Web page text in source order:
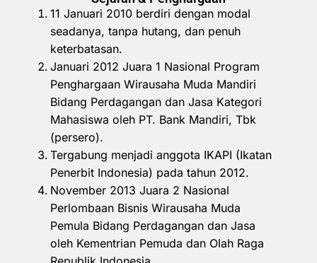
11 Januari 2010 berdiri dengan modal
seadanya, tanpa hutang, dan penuh
keterbatasan.
Januari 2012 Juara 1 Nasional Program
Penghargaan Wirausaha Muda Mandiri
Bidang Perdagangan dan Jasa Kategori
Mahasiswa oleh PT. Bank Mandiri, Tbk
(persero).
Tergabung menjadi anggota IKAPI (Ikatan
Penerbit Indonesia) pada tahun 2012.
November 2013 Juara 2 Nasional
Perlombaan Bisnis Wirausaha Muda
Pemula Bidang Perdagangan dan Jasa
oleh Kementrian Pemuda dan Olah Raga